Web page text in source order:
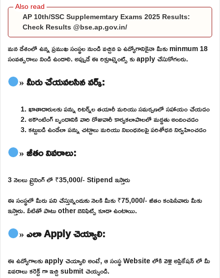
AP 10th/SSC Supplememtary Exams 2025 Results:
Check Results @bse.ap.gov.in/
మన దేశంలో ఉన్న ప్రముఖ సంస్థల నుండి వచ్చిన ఏ ఉద్యోగానికైనా మీకు minmum 18
సంవత్సరాలు నిండి ఉండాలి. అప్పుడే ఈ రిక్రూట్మెంట్స్ కు apply చేసుకోగలరు.
» మీరు చేయవలసిన వర్క్:
ఖాతాదారులకు పన్ను రిటర్న్‌ల తయారీ మరియు సమర్పణలో సహాయం చేయడం
అకౌంటింగ్ బృందానికి వారి రోజువారీ కార్యకలాపాలలో మద్దతు అందించడం
కట్టుబడి ఉండేలా పన్ను చట్టాలు మరియు నిబంధనలపై పరిశోధన నిర్వహించడం
» జీతం వివరాలు:
3 నెలలు ట్రైనింగ్ లో ₹35,000/- Stipend ఇస్తారు
ఈ సంస్థలో మీరు పని చేస్తున్నందుకు నెలకి మీకు ₹75,000/- జీతం కంపెనీవారు మీకు
ఇస్తారు. వీటితో పాటు other బెనిఫిట్స్ కూడా ఉంటాయి.
» ఎలా Apply చెయ్యాలి:
ఈ ఉద్యోగాలకు apply చెయ్యాలి అంటే, ఆ సంస్థ Website లోకి వెళ్లి అప్లికేషన్ లో మీ
వివరాలు కరెక్ట్ గా ఇచ్చి submit చెయ్యండి.